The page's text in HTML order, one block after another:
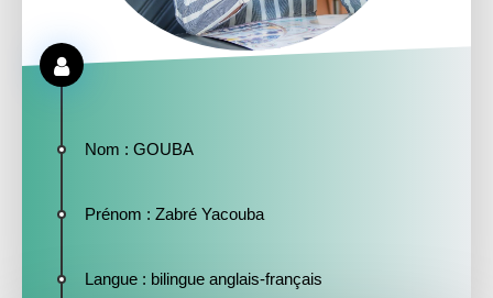
Nom : GOUBA
Prénom : Zabré Yacouba
Langue : bilingue anglais-français